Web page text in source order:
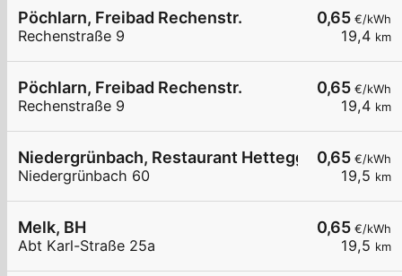
0,65 €/kWh
19,4 km
Pöchlarn, Freibad Rechenstr.
Rechenstraße 9
0,65 €/kWh
19,4 km
Pöchlarn, Freibad Rechenstr.
Rechenstraße 9
0,65 €/kWh
19,5 km
Niedergrünbach, Restaurant Hettegger
Niedergrünbach 60
0,65 €/kWh
19,5 km
Melk, BH
Abt Karl-Straße 25a